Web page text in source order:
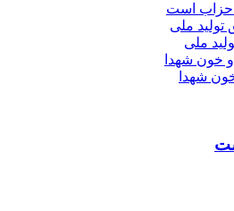
احزاب است
ملی
شهدا